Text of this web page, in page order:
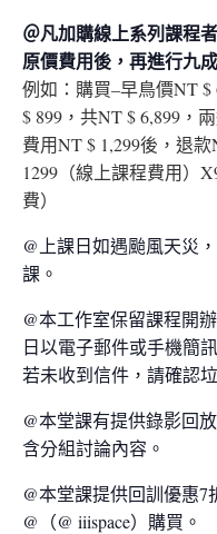
＠凡加購線上系列課程
原價費用後，再進行九
例如：購買–早鳥價NT
$ 899，共NT $ 6,899，
費用NT $ 1,299後，退
1299（線上課程費用）
費）
@上課日如遇颱風天災
課。
@本工作室保留課程開
日以電子郵件或手機簡
若未收到信件，請確認
@本堂課有提供錄影回
含分組討論內容。
@本堂課提供回訓優惠
@（@ iiispace）購買。